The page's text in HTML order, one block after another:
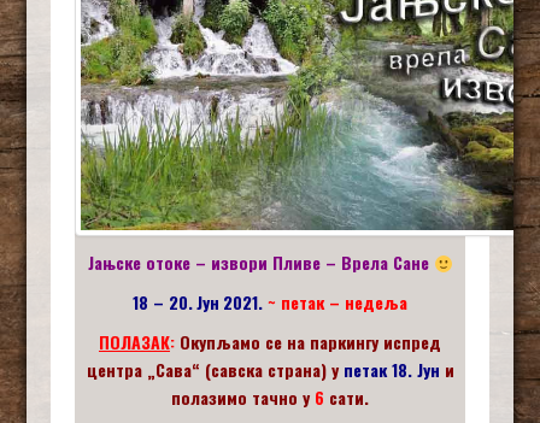
Јањске отоке – извори Пливе– Врела Сане
18 – 20.Јун 2021.~ петак – недеља
ПОЛАЗАК: Окупљамо се на паркингу испред
центра „Сава“ (савска страна) у петак18.Јун и
полазимо тачно у 6 сати.